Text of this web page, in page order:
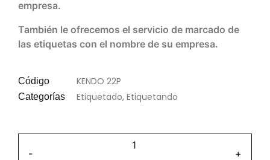
empresa.
También le ofrecemos el servicio de marcado de
las etiquetas con el nombre de su empresa.
Código KENDO 22P
Categorías Etiquetado, Etiquetando
- +